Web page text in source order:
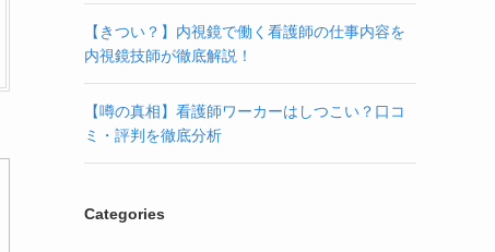
【きつい？】内視鏡で働く看護師の仕事内容を
内視鏡技師が徹底解説！
【噂の真相】看護師ワーカーはしつこい？口コ
ミ・評判を徹底分析
Categories